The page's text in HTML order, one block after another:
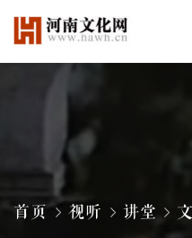
首页 视听 讲堂